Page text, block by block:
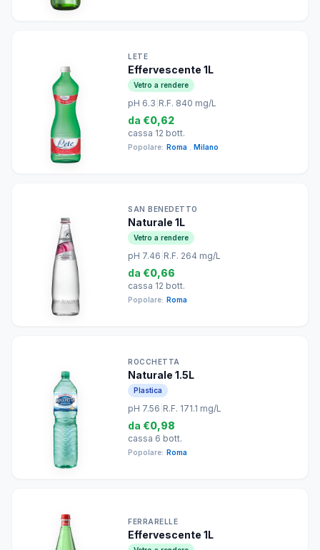
LETE
Effervescente 1L
Vetro a rendere
pH 6.3 R.F. 840 mg/L
da €0,62
cassa 12 bott.
Popolare: Roma Milano
SAN BENEDETTO
Naturale 1L
Vetro a rendere
pH 7.46 R.F. 264 mg/L
da €0,66
cassa 12 bott.
Popolare: Roma
ROCCHETTA
Naturale 1.5L
Plastica
pH 7.56 R.F. 171.1 mg/L
da €0,98
cassa 6 bott.
Popolare: Roma
FERRARELLE
Effervescente 1L